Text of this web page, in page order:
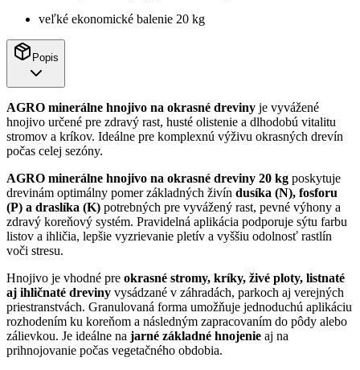
veľké ekonomické balenie 20 kg
Popis
AGRO minerálne hnojivo na okrasné dreviny je vyvážené
hnojivo určené pre zdravý rast, husté olistenie a dlhodobú vitalitu
stromov a kríkov. Ideálne pre komplexnú výživu okrasných drevín
počas celej sezóny.
AGRO minerálne hnojivo na okrasné dreviny 20 kg poskytuje
drevinám optimálny pomer základných živín dusíka (N), fosforu
(P) a draslíka (K) potrebných pre vyvážený rast, pevné výhony a
zdravý koreňový systém. Pravidelná aplikácia podporuje sýtu farbu
listov a ihličia, lepšie vyzrievanie pletív a vyššiu odolnosť rastlín
voči stresu.
Hnojivo je vhodné pre okrasné stromy, kríky, živé ploty, listnaté
aj ihličnaté dreviny vysádzané v záhradách, parkoch aj verejných
priestranstvách. Granulovaná forma umožňuje jednoduchú aplikáciu
rozhodením ku koreňom a následným zapracovaním do pôdy alebo
zálievkou. Je ideálne na jarné základné hnojenie aj na
prihnojovanie počas vegetačného obdobia.